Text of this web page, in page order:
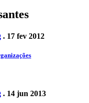
. 17 fev 2012
. 14 jun 2013